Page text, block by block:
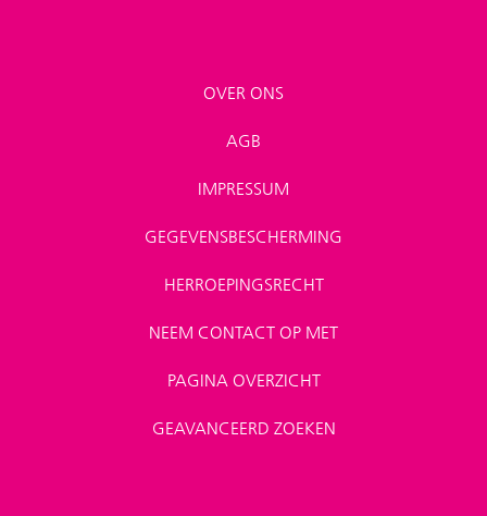
OVER ONS
AGB
IMPRESSUM
GEGEVENSBESCHERMING
HERROEPINGSRECHT
NEEM CONTACT OP MET
PAGINA OVERZICHT
GEAVANCEERD ZOEKEN